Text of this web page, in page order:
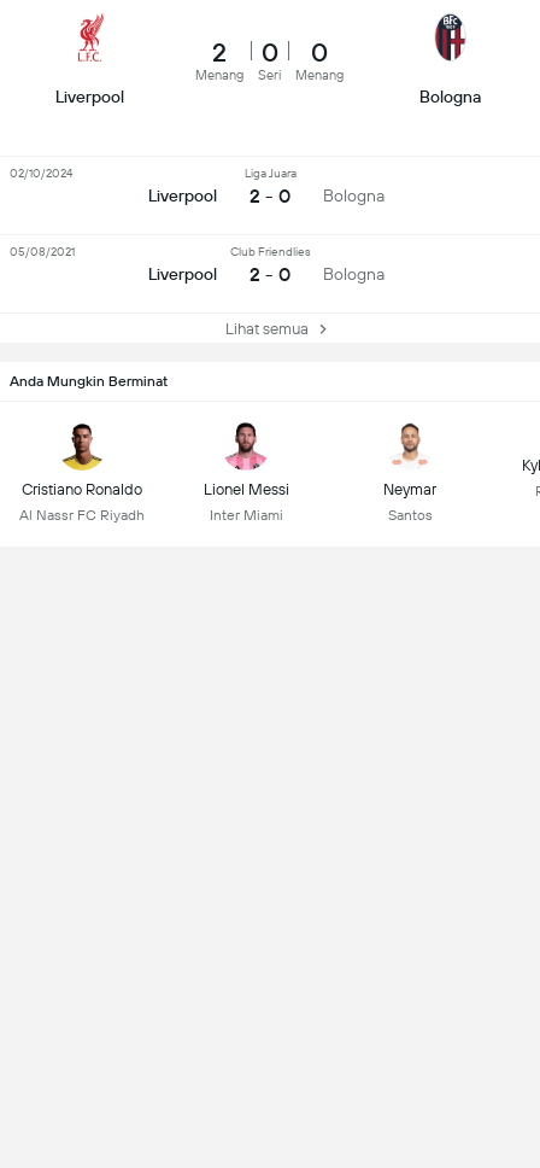
Liverpool
2
Menang
0
Seri
0
Menang
Bologna
Liverpool
Liga Juara
2 - 0 Bologna
02/10/2024
Liverpool
Club Friendlies
2 - 0 Bologna
05/08/2021
Lihat semua
Anda Mungkin Berminat
Cristiano Ronaldo
Al Nassr FC Riyadh
Lionel Messi
Inter Miami
Neymar
Santos